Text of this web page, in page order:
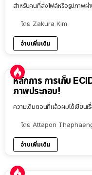
สำหรับคนที่ส่งไฟล์หรือรูปภาพผ่
โดย Zakura Kim
อ่านเพิ่มเติม
หลักการ การเก็บ
ภาพประกอบ!
ความเดิมตอนที่แล้วผมได้เขียน
โดย Attapon
อ่านเพิ่มเติม